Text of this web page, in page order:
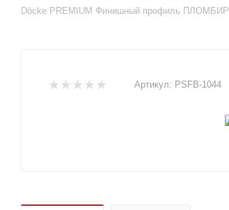
Döcke PREMIUM Финишный профиль ПЛОМБИР
Артикул: PSFB-1044